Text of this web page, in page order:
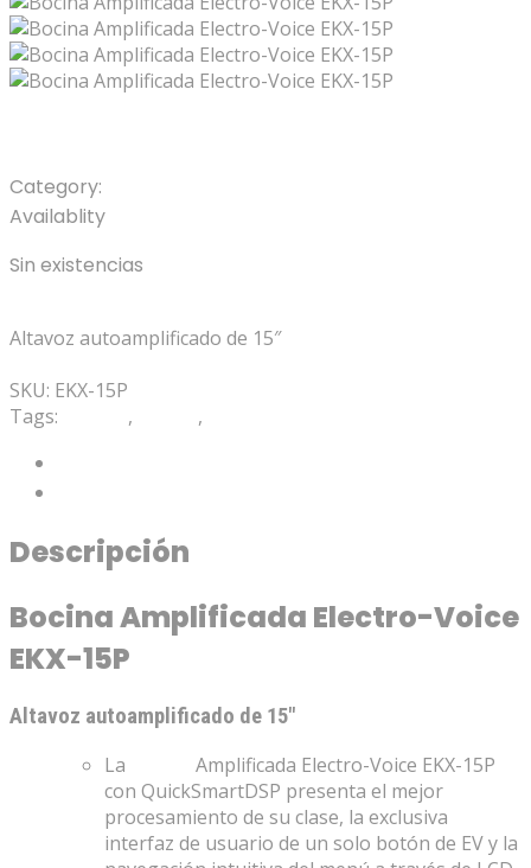
Category:
Availablity
Sin existencias
Altavoz autoamplificado de 15″
SKU: EKX-15P
Tags:
, ,
Descripción
Bocina Amplificada Electro-Voice
EKX-15P
Altavoz autoamplificado de 15″
La
Amplificada Electro-Voice EKX-15P
con QuickSmartDSP presenta el mejor
procesamiento de su clase, la exclusiva
interfaz de usuario de un solo botón de EV y la